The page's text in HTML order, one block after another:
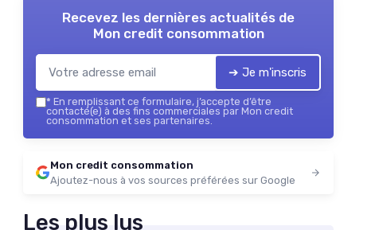
Recevez les dernières actualités de
Mon credit consommation
➔ Je m'inscris
* En remplissant ce formulaire, j’accepte d’être
contacté(e) à des fins commerciales par Mon credit
consommation et ses partenaires.
Mon credit consommation
Ajoutez-nous à vos sources préférées sur Google
Les plus lus